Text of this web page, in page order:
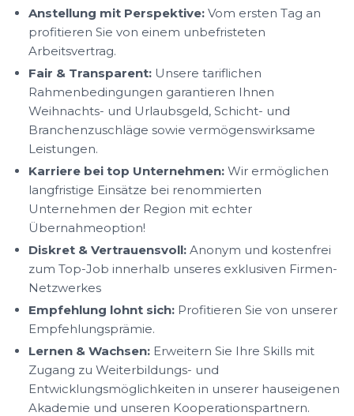
Anstellung mit Perspektive: Vom ersten Tag an
profitieren Sie von einem unbefristeten
Arbeitsvertrag.
Fair & Transparent: Unsere tariflichen
Rahmenbedingungen garantieren Ihnen
Weihnachts- und Urlaubsgeld, Schicht- und
Branchenzuschläge sowie vermögenswirksame
Leistungen.
Karriere bei top Unternehmen: Wir ermöglichen
langfristige Einsätze bei renommierten
Unternehmen der Region mit echter
Übernahmeoption!
Diskret & Vertrauensvoll: Anonym und kostenfrei
zum Top-Job innerhalb unseres exklusiven Firmen-
Netzwerkes
Empfehlung lohnt sich: Profitieren Sie von unserer
Empfehlungsprämie.
Lernen & Wachsen: Erweitern Sie Ihre Skills mit
Zugang zu Weiterbildungs- und
Entwicklungsmöglichkeiten in unserer hauseigenen
Akademie und unseren Kooperationspartnern.